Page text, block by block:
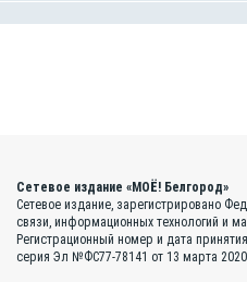
Сетевое издание «МОЁ! Белгород»
Сетевое издание, зарегистрировано
связи, информационных технологий и
Регистрационный номер и дата
серия Эл №ФС77-78141 от 13 марта 2020